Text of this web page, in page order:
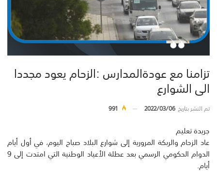
تزامنا مع عودةالمدارس :الزحام يعود مجددا
الى الشوارع
تم النشر بتاريخ2022/03/06
991
جريدة تعليم
عاد الزحام والربكة المرورية إلى شوارع البلاد صباح اليوم، في أول أيام
الدوام الحكومي الرسمي بعد عطلة الأعياد الوطنية التي امتدت إلى 9
أيام.